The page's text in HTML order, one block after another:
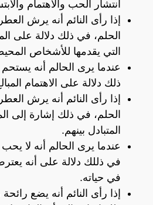
انتشار الحب والاهتمام
إذا رأى النائم أنه يرش
الحلم، في ذلك دلالة على
التي يقدمها للأشخاص
عندما يرى الحالم أنه
ذلك دلالة على الاهتمام
إذا رأى النائم أنه يرش
الحلم، في ذلك إشارة إلى
المتبادل بينهم.
عندما يرى الحالم أنه لا
في ذللك دلالة على أنه
في حياته.
إذا رأى النائم أنه يضع